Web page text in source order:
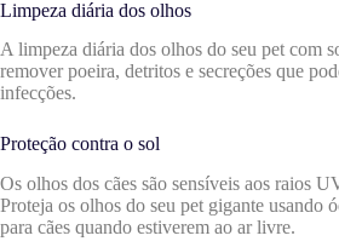
Limpeza diária dos olhos
A limpeza diária dos olhos do seu pet com
remover poeira, detritos e secreções que
infecções.
Proteção contra o sol
Os olhos dos cães são sensíveis aos raios
Proteja os olhos do seu pet gigante usando
para cães quando estiverem ao ar livre.